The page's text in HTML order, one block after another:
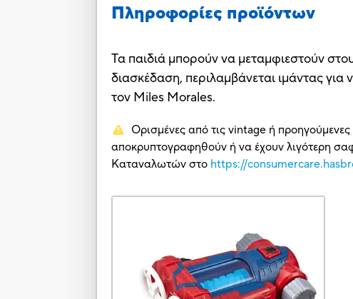
Πληροφορίες προϊόντων
Τα παιδιά μπορούν να μεταμφιεστούν
διασκέδαση, περιλαμβάνεται ιμάντας
τον Miles Morales.
Ορισμένες από τις vintage ή
αποκρυπτογραφηθούν ή να έχουν λιγότερη
Καταναλωτών στο https://